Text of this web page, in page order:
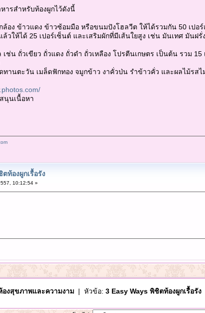
ารสำหรับท้องผูกไว้ดังนี้
อง ข้าวแดง ข้าวซ้อมมือ หรือขนมปังโฮลวีต ให้ได้รวมกัน 50 เปอร์
วให้ได้ 25 เปอร์เซ็นต์ และเสริมผักที่มีเส้นใยสูง เช่น มันเทศ มันฝรั่
ช่น ถั่วเขียว ถั่วแดง ถั่วดำ ถั่วเหลือง โปรตีนเกษตร เป็นต้น รวม
ทานตะวัน เมล็ดฟักทอง จมูกข้าว งาคั่วป่น รำข้าวคั่ว และผลไม้รส
นุนเนื้อหา
ท้องผูกเรื้อรัง
10:12:54 »
องสุขภาพและความงาม| หัวข้อ: 3 Easy Ways พิชิตท้องผูกเรื้อรัง